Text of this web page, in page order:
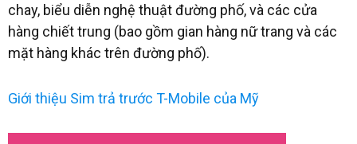
chay, biểu diễn nghệ thuật đường phố, và các cửa
hàng chiết trung (bao gồm gian hàng nữ trang và các
mặt hàng khác trên đường phố).
Giới thiệu Sim trả trước T-Mobile của Mỹ